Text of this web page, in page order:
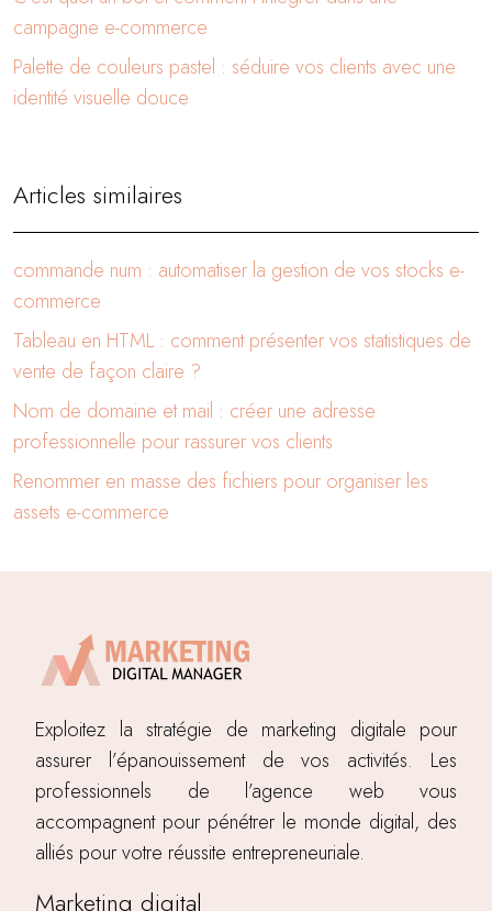
campagne e-commerce
Palette de couleurs pastel : séduire vos clients avec une
identité visuelle douce
Articles similaires
commande num : automatiser la gestion de vos stocks e-
commerce
Tableau en HTML : comment présenter vos statistiques de
vente de façon claire ?
Nom de domaine et mail : créer une adresse
professionnelle pour rassurer vos clients
Renommer en masse des fichiers pour organiser les
assets e-commerce
Exploitez la stratégie de marketing digitale pour
assurer l’épanouissement de vos activités. Les
professionnels de l’agence web vous
accompagnent pour pénétrer le monde digital, des
alliés pour votre réussite entrepreneuriale.
Marketing digital